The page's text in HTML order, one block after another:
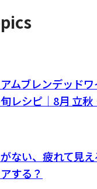
ムブレンデッド
レシピ｜8月 立秋
ない、疲れて見
する？